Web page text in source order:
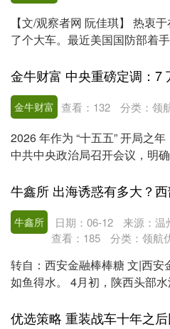
【文/观察者网 阮佳琪】 热衷
了个大车。最近美国国防部着
金牛财富 查看： 132 分类： 领
2026 年作为 “十五五” 开局之
中共中央政治局召开会议，明
牛鑫所 日期：06-12
来源：温
查看： 185 分类： 领航
转自：西安金融棒棒糖 文|西
如鱼得水。 4月初，陕西头部